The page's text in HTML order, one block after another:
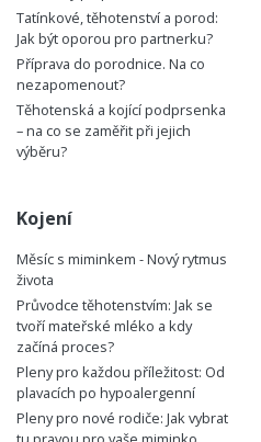
Tatínkové, těhotenství a porod:
Jak být oporou pro partnerku?
Příprava do porodnice. Na co
nezapomenout?
Těhotenská a kojící podprsenka
– na co se zaměřit při jejich
výběru?
Kojení
Měsíc s miminkem - Nový rytmus
života
Průvodce těhotenstvím: Jak se
tvoří mateřské mléko a kdy
začíná proces?
Pleny pro každou příležitost: Od
plavacích po hypoalergenní
Pleny pro nové rodiče: Jak vybrat